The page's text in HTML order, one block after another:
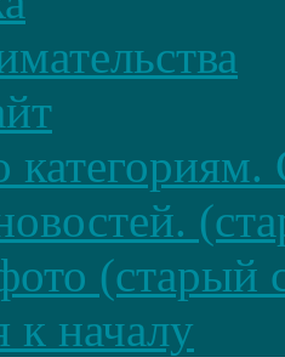
(старый
к началу